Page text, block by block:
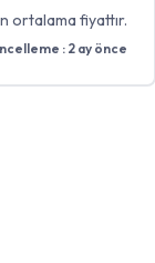
ortalama fiyattır.
: 2 ay önce